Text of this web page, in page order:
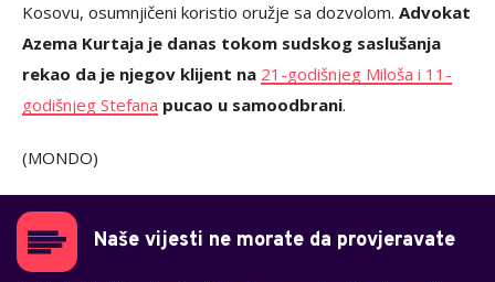
Kosovu, osumnjičeni koristio oružje sa dozvolom. Advokat
Azema Kurtaja je danas tokom sudskog saslušanja
rekao da je njegov klijent na 21-godišnjeg Miloša i 11-
godišnjeg Stefana pucao u samoodbrani.
(MONDO)
Naše vijesti ne morate da provjeravate